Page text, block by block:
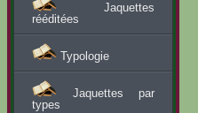
Jaquettes
rééditées
Typologie
Jaquettes par
types